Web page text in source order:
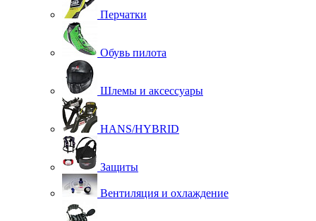
Перчатки
Обувь пилота
Шлемы и аксессуары
HANS/HYBRID
Защиты
Вентиляция и охлаждение